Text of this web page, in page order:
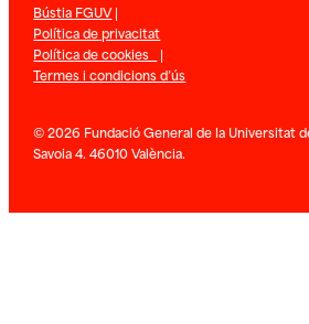
Bústia FGUV|
Política de privacitat
Política de cookies |
Termes i condicions d’ús
© 2026 Fundació General de la Universitat
Savoia 4. 46010 València.